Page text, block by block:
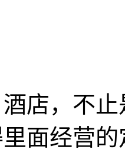
店，不
面经营